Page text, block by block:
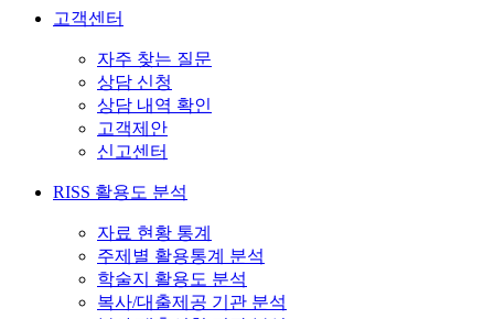
고객센터
자주 찾는 질문
상담 신청
상담 내역 확인
고객제안
신고센터
RISS 활용도 분석
자료 현황 통계
주제별 활용통계 분석
학술지 활용도 분석
복사/대출제공 기관 분석